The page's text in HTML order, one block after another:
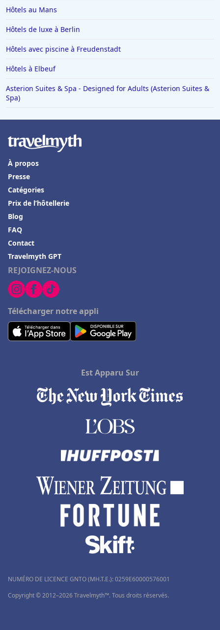
Hôtels au Mans
Hôtels de luxe à Berlin
Hôtels avec piscine à Freudenstadt
Hôtels à Elbeuf
Asterion Suites & Spa - Designed for Adults (Asterion Suites &
Spa)
REJOIGNEZ-NOUS
Télécharger notre appli
À propos
Presse
Catégories
Prix de l’hôtellerie
Blog
FAQ
Contact
Travelmyth GPT
Est Apparu Sur
NUMÉRO DE LICENCE GNTO (MH.T.E.): 0259Ε60000576001
Copyright © 2012–2026 Travelmyth™. Tous droits réservés.